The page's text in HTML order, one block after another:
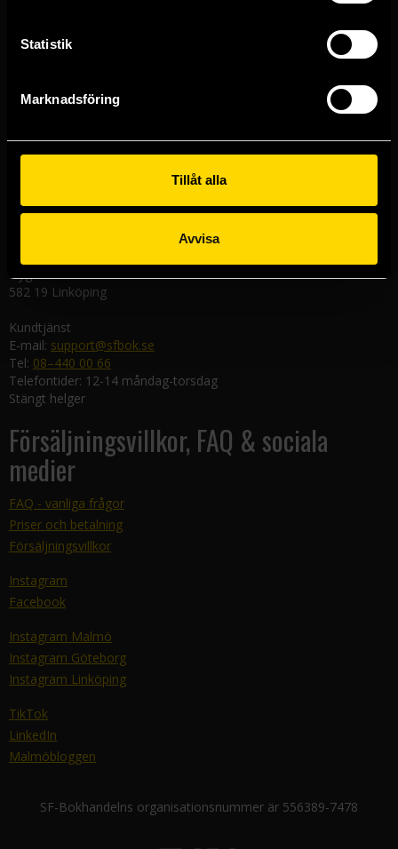
Statistik
Marknadsföring
Tillåt alla
Avvisa
Stockholmsbutiken
Södra Förstadsgatan 26
211 43 Malmö
Nygatan 20
582 19 Linköping
Kundtjänst
E-mail: support@sfbok.se
Tel: 08–440 00 66
Telefontider: 12-14 måndag-torsdag
Stängt helger
Försäljningsvillkor, FAQ & sociala
medier
FAQ - vanliga frågor
Priser och betalning
Försäljningsvillkor
Instagram
Facebook
Instagram Malmö
Instagram Göteborg
Instagram Linköping
TikTok
LinkedIn
Malmöbloggen
SF-Bokhandelns organisationsnummer är 556389-7478